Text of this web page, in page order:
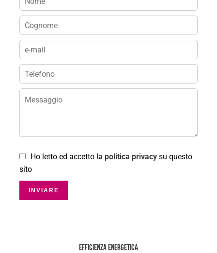
Ho letto ed accetto la politica privacy su questo
sito
INVIARE
Efficienza energetica